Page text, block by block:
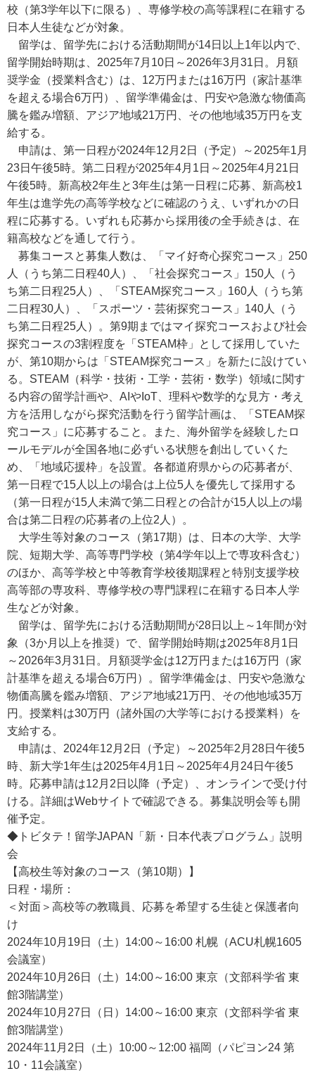
校（第3学年以下に限る）、専修学校の高等課程に在籍する
日本人生徒などが対象。
留学は、留学先における活動期間が14日以上1年以内で、
留学開始時期は、2025年7月10日～2026年3月31日。月額
奨学金（授業料含む）は、12万円または16万円（家計基準
を超える場合6万円）、留学準備金は、円安や急激な物価高
騰を鑑み増額、アジア地域21万円、その他地域35万円を支
給する。
申請は、第一日程が2024年12月2日（予定）～2025年1月
23日午後5時。第二日程が2025年4月1日～2025年4月21日
午後5時。新高校2年生と3年生は第一日程に応募、新高校1
年生は進学先の高等学校などに確認のうえ、いずれかの日
程に応募する。いずれも応募から採用後の全手続きは、在
籍高校などを通して行う。
募集コースと募集人数は、「マイ好奇心探究コース」250
人（うち第二日程40人）、「社会探究コース」150人（う
ち第二日程25人）、「STEAM探究コース」160人（うち第
二日程30人）、「スポーツ・芸術探究コース」140人（う
ち第二日程25人）。第9期まではマイ探究コースおよび社会
探究コースの3割程度を「STEAM枠」として採用していた
が、第10期からは「STEAM探究コース」を新たに設けてい
る。STEAM（科学・技術・工学・芸術・数学）領域に関す
る内容の留学計画や、AIやIoT、理科や数学的な見方・考え
方を活用しながら探究活動を行う留学計画は、「STEAM探
究コース」に応募すること。また、海外留学を経験したロ
ールモデルが全国各地に必ずいる状態を創出していくた
め、「地域応援枠」を設置。各都道府県からの応募者が、
第一日程で15人以上の場合は上位5人を優先して採用する
（第一日程が15人未満で第二日程との合計が15人以上の場
合は第二日程の応募者の上位2人）。
大学生等対象のコース（第17期）は、日本の大学、大学
院、短期大学、高等専門学校（第4学年以上で専攻科含む）
のほか、高等学校と中等教育学校後期課程と特別支援学校
高等部の専攻科、専修学校の専門課程に在籍する日本人学
生などが対象。
留学は、留学先における活動期間が28日以上～1年間が対
象（3か月以上を推奨）で、留学開始時期は2025年8月1日
～2026年3月31日。月額奨学金は12万円または16万円（家
計基準を超える場合6万円）。留学準備金は、円安や急激な
物価高騰を鑑み増額、アジア地域21万円、その他地域35万
円。授業料は30万円（諸外国の大学等における授業料）を
支給する。
申請は、2024年12月2日（予定）～2025年2月28日午後5
時、新大学1年生は2025年4月1日～2025年4月24日午後5
時。応募申請は12月2日以降（予定）、オンラインで受け付
ける。詳細はWebサイトで確認できる。募集説明会等も開
催予定。
◆トビタテ！留学JAPAN「新・日本代表プログラム」説明
会
【高校生等対象のコース（第10期）】
日程・場所：
＜対面＞高校等の教職員、応募を希望する生徒と保護者向
け
2024年10月19日（土）14:00～16:00 札幌（ACU札幌1605
会議室）
2024年10月26日（土）14:00～16:00 東京（文部科学省 東
館3階講堂）
2024年10月27日（日）14:00～16:00 東京（文部科学省 東
館3階講堂）
2024年11月2日（土）10:00～12:00 福岡（パピヨン24 第
10・11会議室）